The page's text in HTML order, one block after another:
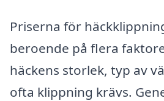
Priserna för
beroende på flera
häckens storlek, typ av
ofta klippning krävs.